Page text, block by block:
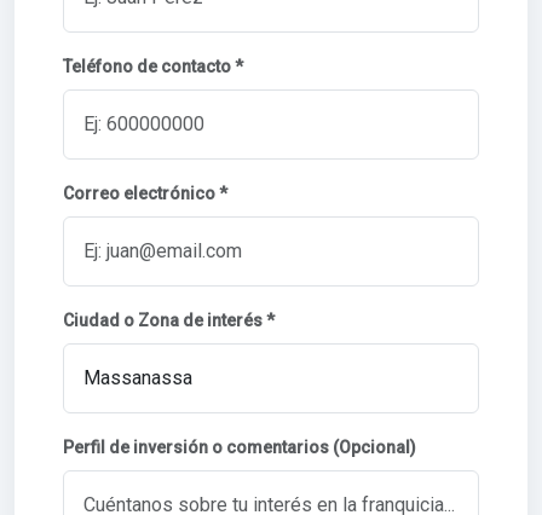
Teléfono de contacto *
Correo electrónico *
Ciudad o Zona de interés *
Perfil de inversión o comentarios (Opcional)